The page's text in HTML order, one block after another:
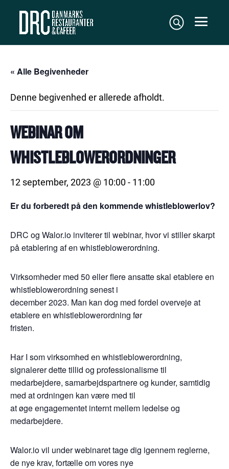
« Alle Begivenheder
Denne begivenhed er allerede afholdt.
WEBINAR OM
WHISTLEBLOWERORDNINGER
12 september, 2023 @ 10:00- 11:00
Er du forberedt på den kommende whistleblowerlov?
DRC og Walor.io inviterer til webinar, hvor vi stiller skarpt
på etablering af en whistleblowerordning.
Virksomheder med 50 eller flere ansatte skal etablere en
whistleblowerordning senest i
december 2023. Man kan dog med fordel overveje at
etablere en whistleblowerordning før
fristen.
Har I som virksomhed en whistleblowerordning,
signalerer dette tillid og professionalisme til
medarbejdere, samarbejdspartnere og kunder, samtidig
med at ordningen kan være med til
at øge engagementet internt mellem ledelse og
medarbejdere.
Walor.io vil under webinaret tage dig igennem reglerne,
de nye krav, fortælle om vores nye